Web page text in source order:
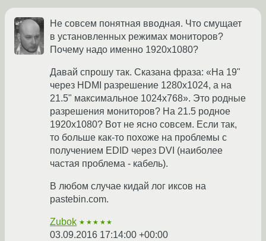
Не совсем понятная вводная. Что смущает
в установленных режимах мониторов?
Почему надо именно 1920x1080?
Давай спрошу так. Сказана фраза: «На 19"
через HDMI разрешение 1280х1024, а на
21.5" максимальное 1024х768». Это родные
разрешения мониторов? На 21.5 родное
1920x1080? Вот не ясно совсем. Если так,
то больше как-то похоже на проблемы с
получением EDID через DVI (наиболее
частая проблема - кабель).
В любом случае кидай лог иксов на
pastebin.com.
Zubok ★★★★★
03.09.2016 17:14:00 +00:00